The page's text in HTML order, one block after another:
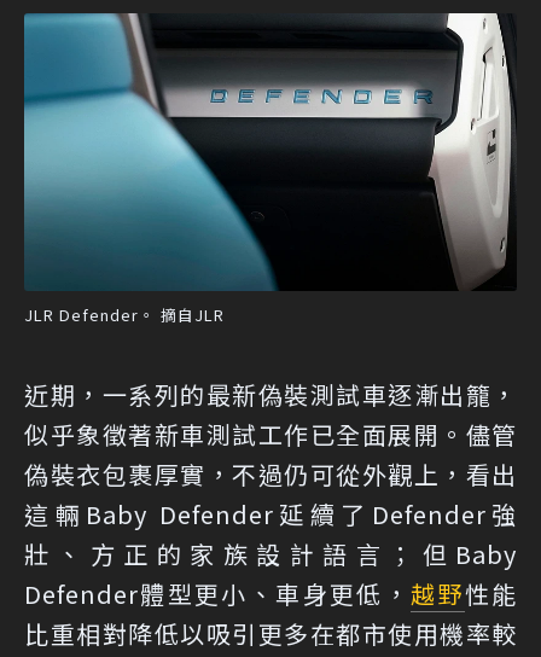
JLR Defender。 摘自JLR
近期，一系列的最新偽裝測試車逐漸出籠，
似乎象徵著新車測試工作已全面展開。儘管
偽裝衣包裹厚實，不過仍可從外觀上，看出
這輛Baby Defender延續了Defender強
壯、方正的家族設計語言；但Baby
Defender體型更小、車身更低， 越野性能
比重相對降低以吸引更多在都市使用機率較